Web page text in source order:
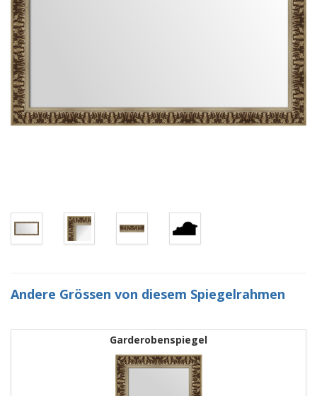
Andere Grössen von diesem Spiegelrahmen
Garderobenspiegel